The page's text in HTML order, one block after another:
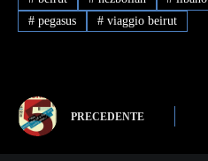
#pegasus #viaggio beirut
PRECEDENTE